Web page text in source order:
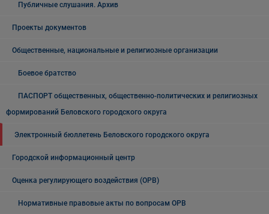
Публичные слушания. Архив
Проекты документов
Общественные, национальные и религиозные организации
Боевое братство
ПАСПОРТ общественных, общественно-политических и религиозных
формирований Беловского городского округа
Электронный бюллетень Беловского городского округа
Городской информационный центр
Оценка регулирующего воздействия (ОРВ)
Нормативные правовые акты по вопросам ОРВ